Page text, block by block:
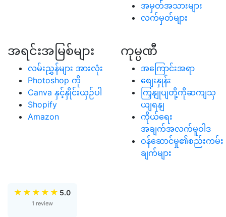
အမှတ်အသားများ
လက်မှတ်များ
အရင်းအမြစ်များ
လမ်းညွှန်များ အားလုံး
Photoshop ကို
Canva နှင့်နှိုင်းယှဉ်ပါ
Shopify
Amazon
ကုမ္ပဏီ
အကြောင်းအရာ
စျေးနှုန်း
ကြှနျုပျတို့ကိုဆကျသှ
ယျရနျ
ကိုယ်ရေး
အချက်အလက်မူဝါဒ
ဝန်ဆောင်မှု၏စည်းကမ်း
ချက်များ
★ ★ ★ ★ ★ 5.0
1 review